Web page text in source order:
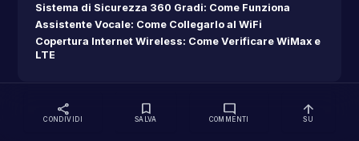
Sistema di Sicurezza 360 Gradi: Come Funziona
Assistente Vocale: Come Collegarlo al WiFi
Copertura Internet Wireless: Come Verificare WiMax e
LTE
share
CONDIVIDI
bookmark
SALVA
mode_comment
COMMENTI
arrow_upward
SU